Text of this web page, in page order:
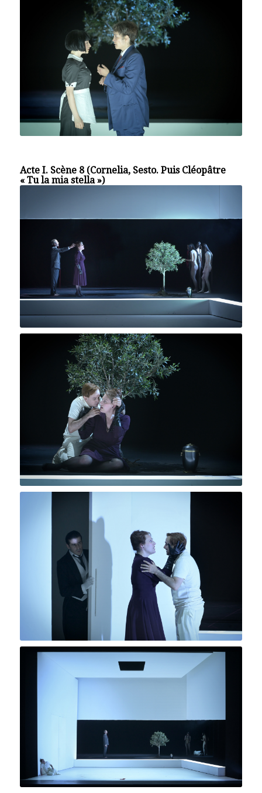
Acte I. Scène 8 (Cornelia, Sesto. Puis Cléopâtre
« Tu la mia stella »)